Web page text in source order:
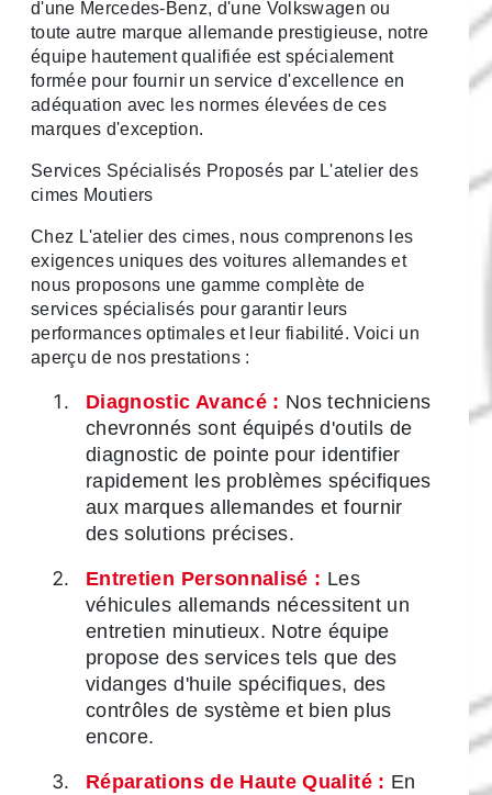
d'une Mercedes-Benz, d'une Volkswagen ou
toute autre marque allemande prestigieuse, notre
équipe hautement qualifiée est spécialement
formée pour fournir un service d'excellence en
adéquation avec les normes élevées de ces
marques d'exception.
Services Spécialisés Proposés par L'atelier des
cimes Moutiers
Chez L'atelier des cimes, nous comprenons les
exigences uniques des voitures allemandes et
nous proposons une gamme complète de
services spécialisés pour garantir leurs
performances optimales et leur fiabilité. Voici un
aperçu de nos prestations :
Diagnostic Avancé : Nos techniciens
chevronnés sont équipés d'outils de
diagnostic de pointe pour identifier
rapidement les problèmes spécifiques
aux marques allemandes et fournir
des solutions précises.
Entretien Personnalisé : Les
véhicules allemands nécessitent un
entretien minutieux. Notre équipe
propose des services tels que des
vidanges d'huile spécifiques, des
contrôles de système et bien plus
encore.
Réparations de Haute Qualité : En